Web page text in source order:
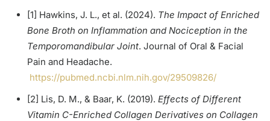
[1] Hawkins, J. L., et al. (2024). The Impact of Enriched
Bone Broth on Inflammation and Nociception in the
Temporomandibular Joint. Journal of Oral & Facial
Pain and Headache.
https://pubmed.ncbi.nlm.nih.gov/29509826/
[2] Lis, D. M., & Baar, K. (2019). Effects of Different
Vitamin C-Enriched Collagen Derivatives on Collagen